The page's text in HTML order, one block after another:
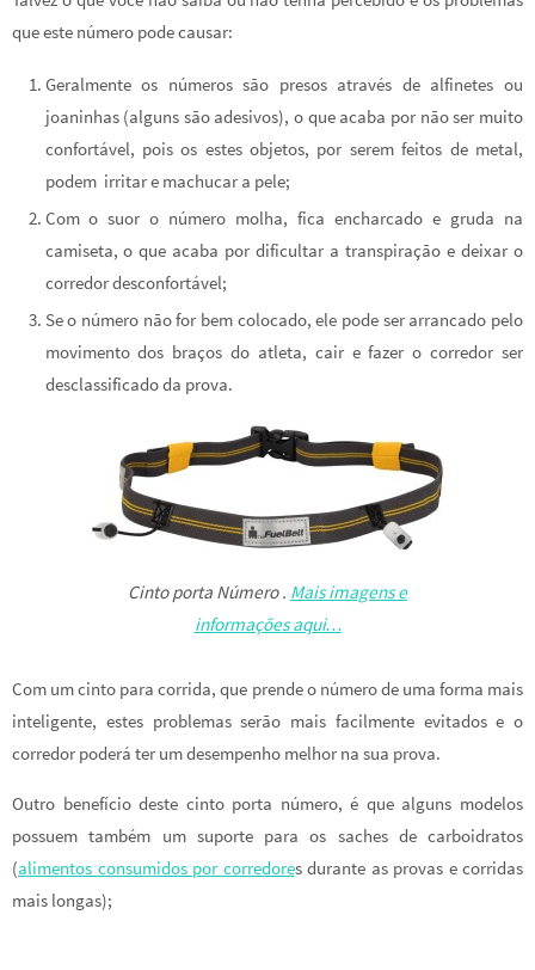
que este número pode causar:
Geralmente os números são presos através de alfinetes ou
joaninhas (alguns são adesivos), o que acaba por não ser muito
confortável, pois os estes objetos, por serem feitos de metal,
podem irritar e machucar a pele;
Com o suor o número molha, fica encharcado e gruda na
camiseta, o que acaba por dificultar a transpiração e deixar o
corredor desconfortável;
Se o número não for bem colocado, ele pode ser arrancado pelo
movimento dos braços do atleta, cair e fazer o corredor ser
desclassificado da prova.
Cinto porta Número . Mais imagens e
informações aqui…
Com um cinto para corrida, que prende o número de uma forma mais
inteligente, estes problemas serão mais facilmente evitados e o
corredor poderá ter um desempenho melhor na sua prova.
Outro benefício deste cinto porta número, é que alguns modelos
possuem também um suporte para os saches de carboidratos
(alimentos consumidos por corredores durante as provas e corridas
mais longas);